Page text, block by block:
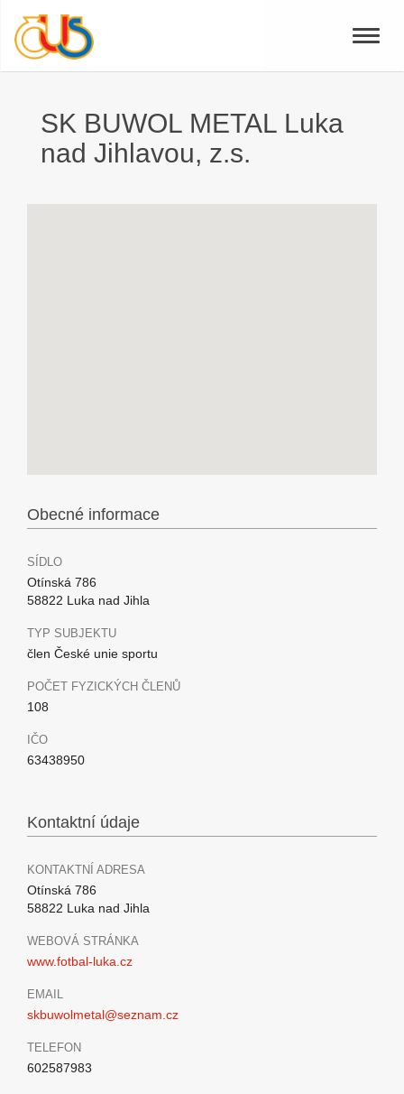
Toggle
SK BUWOL METAL Luka
nad Jihlavou, z.s.
Obecné informace
SÍDLO
Otínská 786
58822 Luka nad Jihla
TYP SUBJEKTU
člen České unie sportu
POČET FYZICKÝCH ČLENŮ
108
IČO
63438950
Kontaktní údaje
KONTAKTNÍ ADRESA
Otínská 786
58822 Luka nad Jihla
WEBOVÁ STRÁNKA
www.fotbal-luka.cz
EMAIL
skbuwolmetal@seznam.cz
TELEFON
602587983